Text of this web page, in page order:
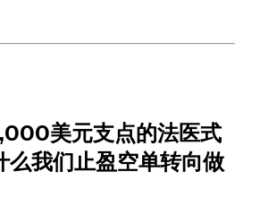
美元支点的法医式
我们止盈空单转向做